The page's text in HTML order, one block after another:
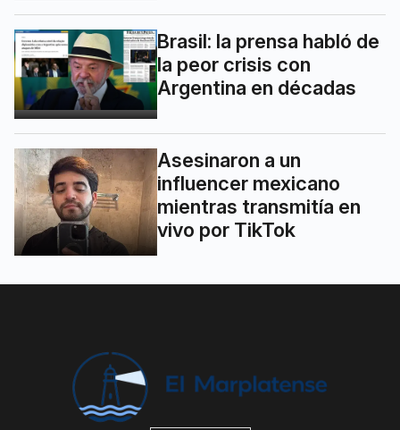
Brasil: la prensa habló de
la peor crisis con
Argentina en décadas
Asesinaron a un
influencer mexicano
mientras transmitía en
vivo por TikTok